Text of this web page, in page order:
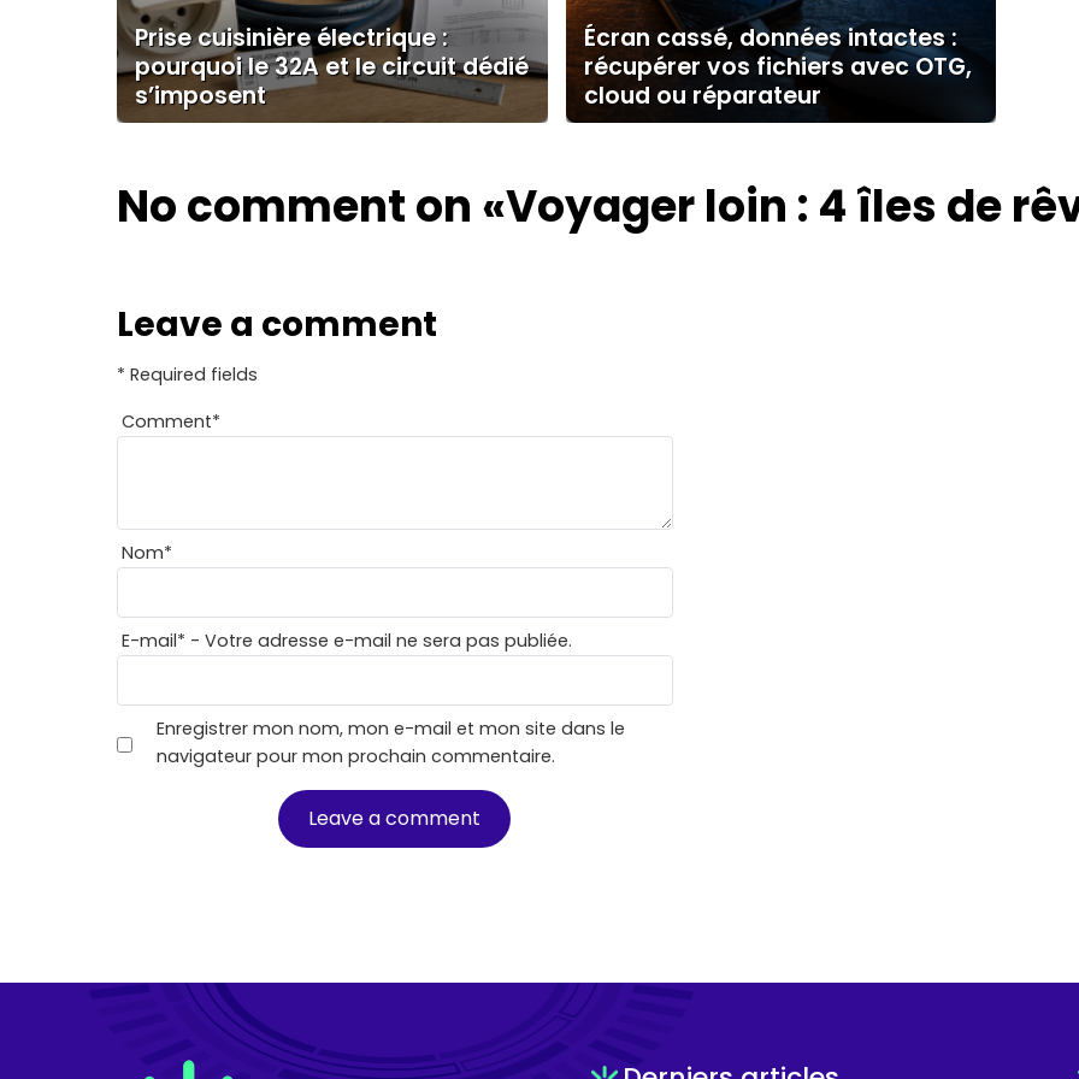
Prise cuisinière électrique :
pourquoi le 32A et le circuit dédié
s’imposent
Écran cassé, données intactes :
récupérer vos fichiers avec OTG,
cloud ou réparateur
No comment on «Voyager loin : 4 îles de
Leave a comment
* Required fields
Comment*
Nom*
E-mail* - Votre adresse e-mail ne sera pas publiée.
Enregistrer mon nom, mon e-mail et mon site dans le
navigateur pour mon prochain commentaire.